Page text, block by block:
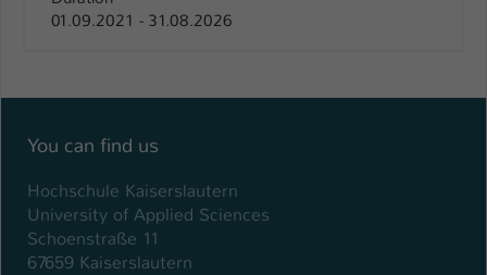
01.09.2021 - 31.08.2026
You can find us
Hochschule Kaiserslautern
University of Applied Sciences
Schoenstraße 11
67659 Kaiserslautern
Zweck
ein Besucher im Typo3-Backend
angemeldet ist und Rechte besitzt diese
zu verwalten.